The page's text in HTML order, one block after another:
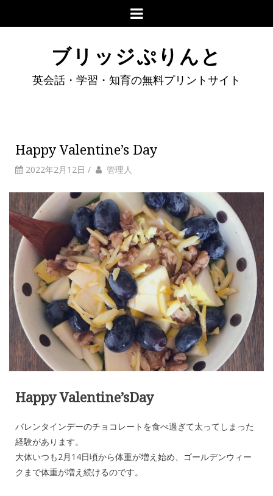
ブリッジぷりんと
英会話・学習・知育の無料プリントサイト
Happy Valentine’s Day
2022年2月12日 / 管理人
Happy Valentine’sDay
バレンタインデーのチョコレートを食べ過ぎて太ってしまった
経験があります。
大体いつも2月14日頃から体重が増え始め、ゴールデンウィー
クまで体重が増え続けるのです。